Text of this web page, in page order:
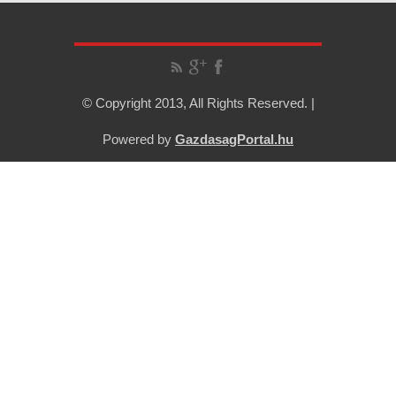
© Copyright 2013, All Rights Reserved. |
Powered by GazdasagPortal.hu